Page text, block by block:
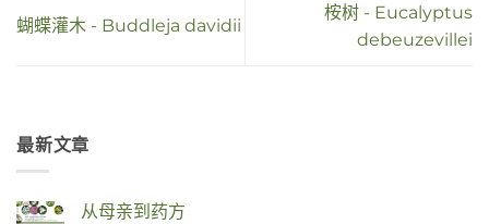
蝴蝶灌木 - Buddleja davidii
桉树 - Eucalyptus
debeuzevillei
最新文章
从母亲到药方